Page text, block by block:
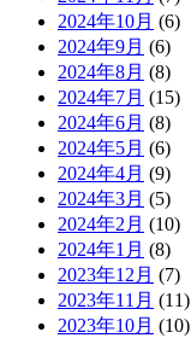
2024年10月 (6)
2024年9月 (6)
2024年8月 (8)
2024年7月 (15)
2024年6月 (8)
2024年5月 (6)
2024年4月 (9)
2024年3月 (5)
2024年2月 (10)
2024年1月 (8)
2023年12月 (7)
2023年11月 (11)
2023年10月 (10)